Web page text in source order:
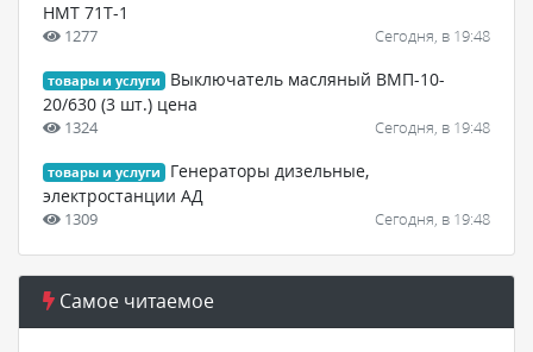
НМТ 71Т-1
1277 Сегодня, в 19:48
товары и услуги
Выключатель масляный ВМП-10-
20/630 (3 шт.) цена
1324 Сегодня, в 19:48
товары и услуги
Генераторы дизельные,
электростанции АД
1309 Сегодня, в 19:48
Самое читаемое